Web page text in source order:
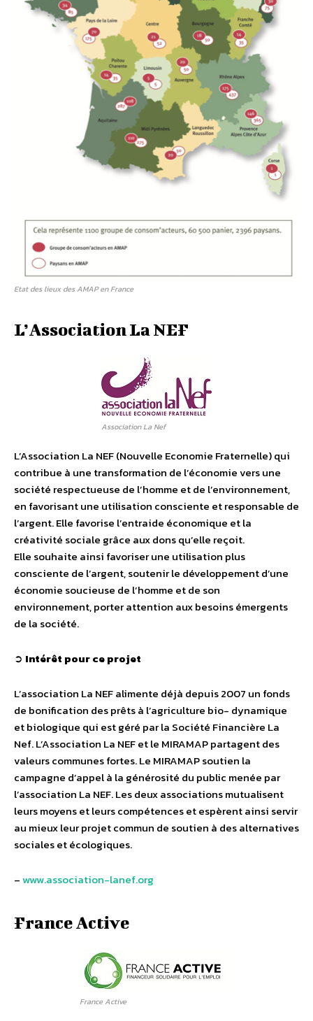
Etat des lieux des AMAP en France
L’Association La NEF
Association La Nef
L’Association La NEF (Nouvelle Economie Fraternelle) qui
contribue à une transformation de l’économie vers une
société respectueuse de l’homme et de l’environnement,
en favorisant une utilisation consciente et responsable de
l’argent. Elle favorise l’entraide économique et la
créativité sociale grâce aux dons qu’elle reçoit.
Elle souhaite ainsi favoriser une utilisation plus
consciente de l’argent, soutenir le développement d’une
économie soucieuse de l’homme et de son
environnement, porter attention aux besoins émergents
de la société.
➲ Intérêt pour ce projet
L’association La NEF alimente déjà depuis 2007 un fonds
de bonification des prêts à l’agriculture bio- dynamique
et biologique qui est géré par la Société Financière La
Nef. L’Association La NEF et le MIRAMAP partagent des
valeurs communes fortes. Le MIRAMAP soutien la
campagne d’appel à la générosité du public menée par
l’association La NEF. Les deux associations mutualisent
leurs moyens et leurs compétences et espèrent ainsi servir
au mieux leur projet commun de soutien à des alternatives
sociales et écologiques.
–www.association-lanef.org
France Active
France Active